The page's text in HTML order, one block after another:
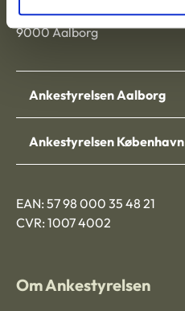
Nytorv 7, 2. sal
9000 Aalborg
Ankestyrelsen Aalborg
Ankestyrelsen København
EAN: 57 98 000 35 48 21
CVR: 1007 4002
Om Ankestyrelsen